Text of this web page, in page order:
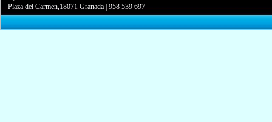
Plaza del Carmen,18071 Granada |958 539 697